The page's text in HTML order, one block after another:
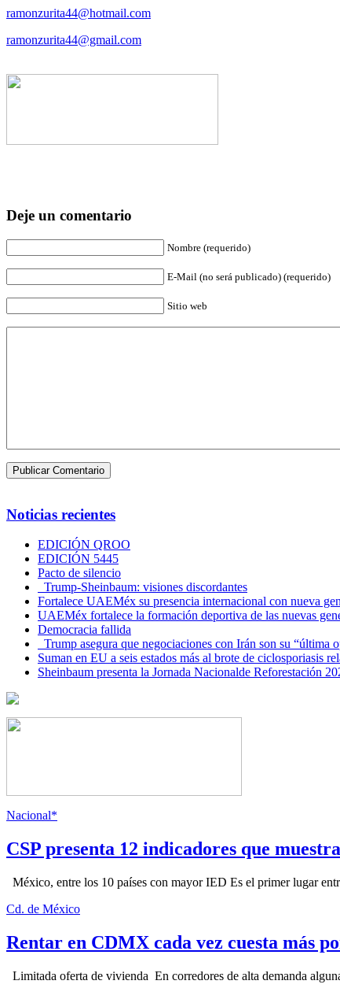
ramonzurita44@hotmail.com
ramonzurita44@gmail.com
Deje un comentario
Nombre (requerido)
E-Mail (no será publicado) (requerido)
Sitio web
Noticias recientes
EDICIÓN QROO
EDICIÓN 5445
Pacto de silencio
Trump-Sheinbaum: visiones discordantes
Fortalece UAEMéx su presencia internacional con nueva
UAEMéx fortalece la formación deportiva de las nuevas
Democracia fallida
Trump asegura que negociaciones con Irán son su “última
Suman en EU a seis estados más al brote de ciclosporiasis
Sheinbaum presenta la Jornada Nacionalde Reforestación
Nacional*
CSP presenta 12 indicadores que
México, entre los 10 países con mayor IED Es el primer lugar
Cd. de México
Rentar en CDMX cada vez cuesta más
Limitada oferta de vivienda En corredores de alta demanda